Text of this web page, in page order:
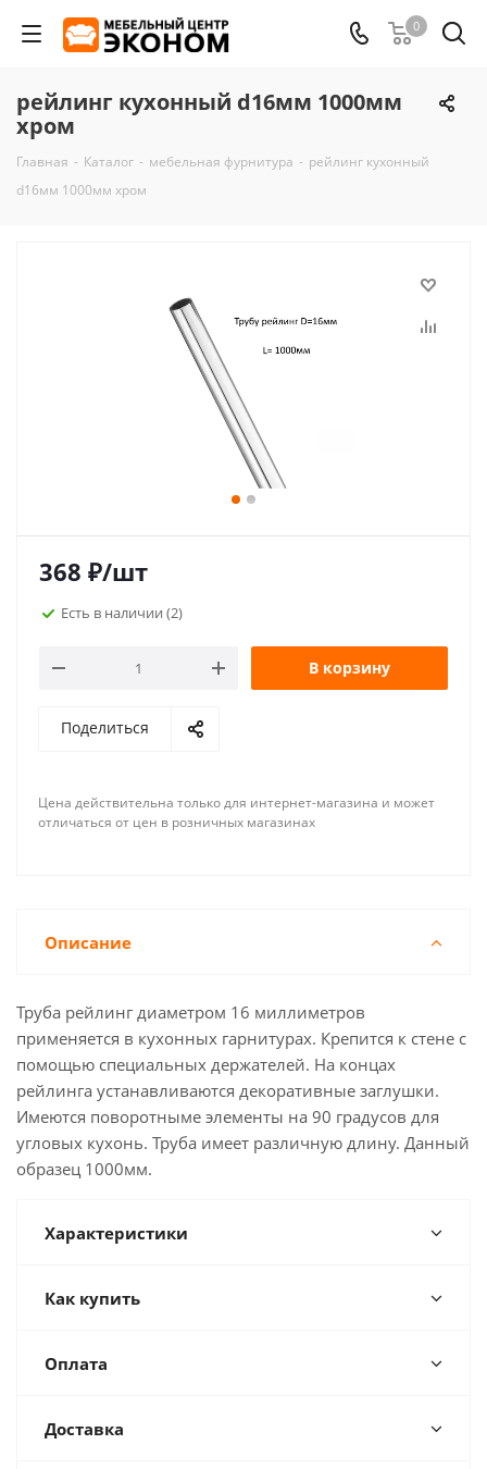
0
рейлинг кухонный d16мм 1000мм
хром
Главная - Каталог - мебельная фурнитура - рейлинг кухонный
d16мм 1000мм хром
368 ₽/шт
Есть в наличии (2)
В корзину
Поделиться
Цена действительна только для интернет-магазина и может
отличаться от цен в розничных магазинах
Описание
Труба рейлинг диаметром 16 миллиметров
применяется в кухонных гарнитурах. Крепится к стене с
помощью специальных держателей. На концах
рейлинга устанавливаются декоративные заглушки.
Имеются поворотныме элементы на 90 градусов для
угловых кухонь. Труба имеет различную длину. Данный
образец 1000мм.
Характеристики
Как купить
Оплата
Доставка